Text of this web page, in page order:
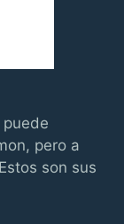
pero a
son sus